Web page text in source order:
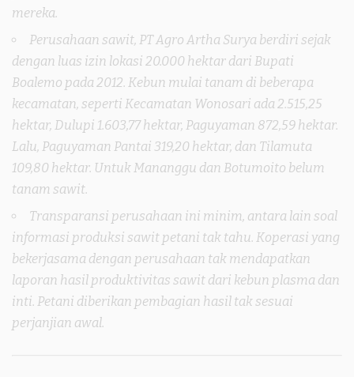
mereka.
Perusahaan sawit, PT Agro Artha Surya berdiri sejak
dengan luas izin lokasi 20.000 hektar dari Bupati
Boalemo pada 2012. Kebun mulai tanam di beberapa
kecamatan, seperti Kecamatan Wonosari ada 2.515,25
hektar, Dulupi 1.603,77 hektar, Paguyaman 872,59 hektar.
Lalu, Paguyaman Pantai 319,20 hektar, dan Tilamuta
109,80 hektar. Untuk Mananggu dan Botumoito belum
tanam sawit.
Transparansi perusahaan ini minim, antara lain soal
informasi produksi sawit petani tak tahu. Koperasi yang
bekerjasama dengan perusahaan tak mendapatkan
laporan hasil produktivitas sawit dari kebun plasma dan
inti. Petani diberikan pembagian hasil tak sesuai
perjanjian awal.